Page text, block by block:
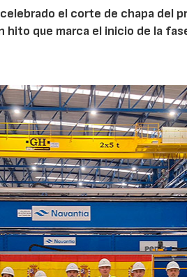
el corte de chapa del
hito que marca el inicio de la